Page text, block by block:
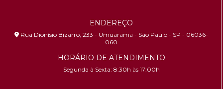
ENDEREÇO
Rua Dionísio Bizarro, 233 - Umuarama - São Paulo - SP - 06036-
060
HORÁRIO DE ATENDIMENTO
Segunda à Sexta: 8:30h às 17:00h